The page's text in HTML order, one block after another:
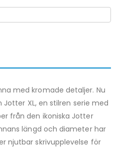
med kromade detaljer. Nu
XL, en stilren serie med
från den ikoniska Jotter
längd och diameter har
njutbar skrivupplevelse för